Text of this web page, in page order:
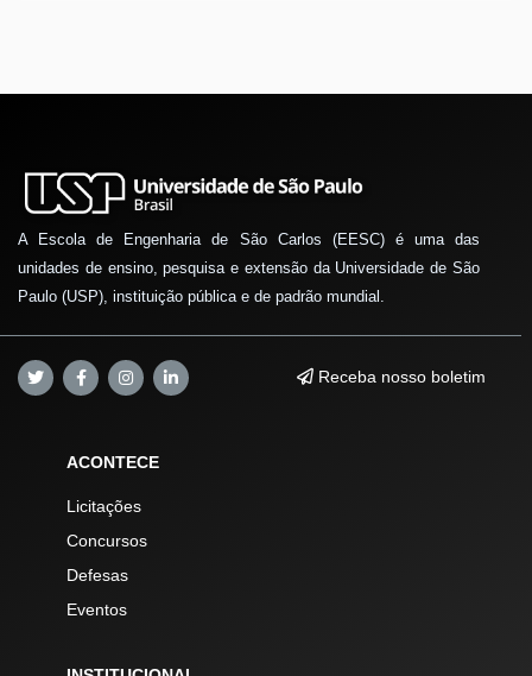
A Escola de Engenharia de São Carlos (EESC) é uma das
unidades de ensino, pesquisa e extensão da Universidade de São
Paulo (USP), instituição pública e de padrão mundial.
Receba nosso boletim
ACONTECE
Licitações
Concursos
Defesas
Eventos